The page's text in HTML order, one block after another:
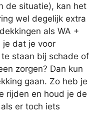
de situatie), kan het
wel degelijk extra
als WA +
je dat je voor
staan bij schade of
zorgen? Dan kun
gaan. Zo heb je
rijden en houd je de
er toch iets